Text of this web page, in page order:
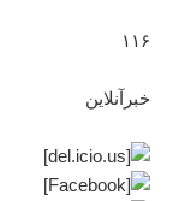
۱۱۶
خبرآنلاین